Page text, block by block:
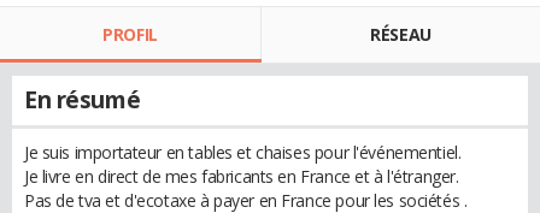
PROFIL RÉSEAU
En résumé
Je suis importateur en tables et chaises pour l'événementiel.
Je livre en direct de mes fabricants en France et à l'étranger.
Pas de tva et d'ecotaxe à payer en France pour les sociétés .